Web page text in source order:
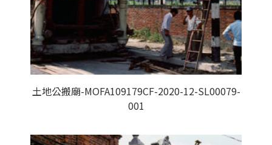
土地公搬廟-MOFA109179CF-2020-12-SL00079-
001